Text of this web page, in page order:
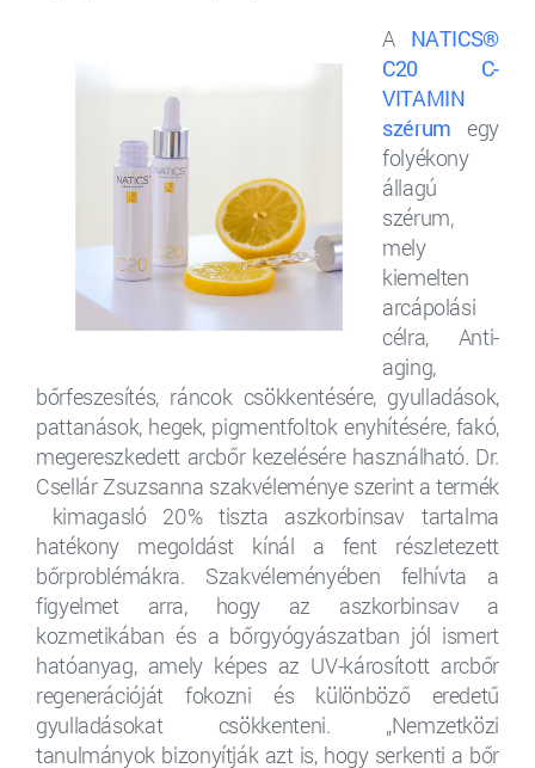
A NATICS®
C20 C-
VITAMIN
szérum egy
folyékony
állagú
szérum,
mely
kiemelten
arcápolási
célra, Anti-
aging,
bőrfeszesítés, ráncok csökkentésére, gyulladások,
pattanások, hegek, pigmentfoltok enyhítésére, fakó,
megereszkedett arcbőr kezelésére használható. Dr.
Csellár Zsuzsanna szakvéleménye szerint a termék
kimagasló 20% tiszta aszkorbinsav tartalma
hatékony megoldást kínál a fent részletezett
bőrproblémákra. Szakvéleményében felhívta a
figyelmet arra, hogy az aszkorbinsav a
kozmetikában és a bőrgyógyászatban jól ismert
hatóanyag, amely képes az UV-károsított arcbőr
regenerációját fokozni és különböző eredetű
gyulladásokat csökkenteni. „Nemzetközi
tanulmányok bizonyítják azt is, hogy serkenti a bőr